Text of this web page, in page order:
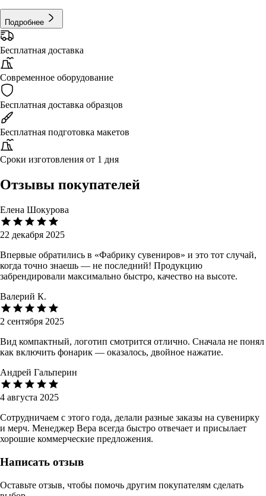
Подробнее
Бесплатная доставка
Современное оборудование
Бесплатная доставка образцов
Бесплатная подготовка макетов
Сроки изготовления от 1 дня
Отзывы покупателей
Елена Шокурова
22 декабря 2025
Впервые обратились в «Фабрику сувениров» и это тот случай,
когда точно знаешь — не последний! Продукцию
забрендировали максимально быстро, качество на высоте.
Валерий К.
2 сентября 2025
Вид компактный, логотип смотрится отлично. Сначала не понял
как включить фонарик — оказалось, двойное нажатие.
Андрей Гальперин
4 августа 2025
Сотрудничаем с этого года, делали разные заказы на сувенирку
и мерч. Менеджер Вера всегда быстро отвечает и присылает
хорошие коммерческие предложения.
Написать отзыв
Оставьте отзыв, чтобы помочь другим покупателям сделать